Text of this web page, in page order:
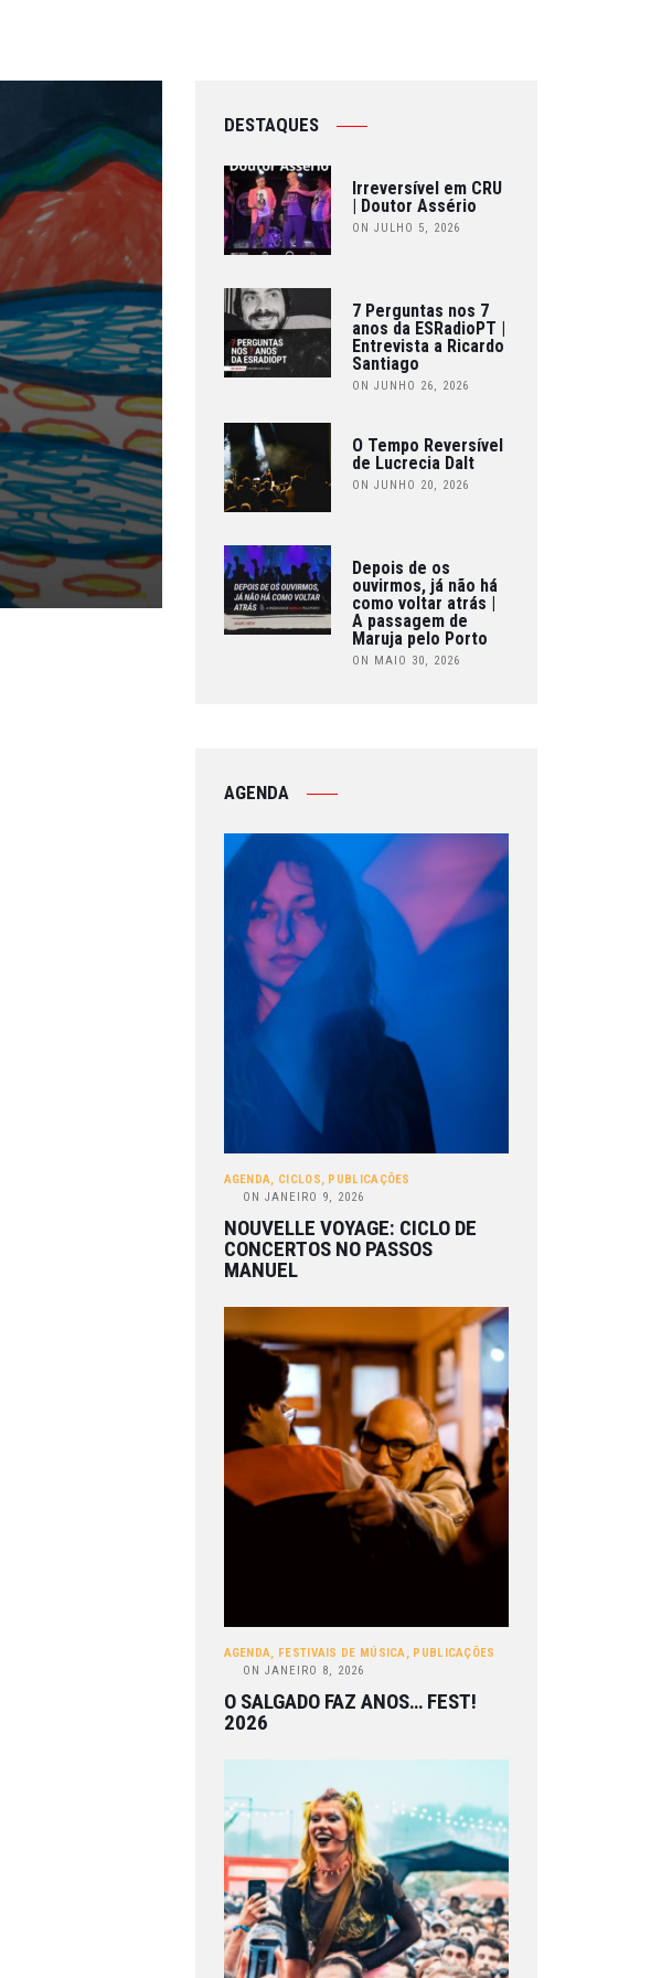
DESTAQUES
Irreversível em CRU
| Doutor Assério
ON JULHO 5, 2026
7 Perguntas nos 7
anos da ESRadioPT |
Entrevista a Ricardo
Santiago
ON JUNHO 26, 2026
O Tempo Reversível
de Lucrecia Dalt
ON JUNHO 20, 2026
Depois de os
ouvirmos, já não há
como voltar atrás |
A passagem de
Maruja pelo Porto
ON MAIO 30, 2026
AGENDA
AGENDA, CICLOS, PUBLICAÇÕES
ON JANEIRO 9, 2026
NOUVELLE VOYAGE: CICLO DE
CONCERTOS NO PASSOS
MANUEL
AGENDA, FESTIVAIS DE MÚSICA, PUBLICAÇÕES
ON JANEIRO 8, 2026
O SALGADO FAZ ANOS… FEST!
2026